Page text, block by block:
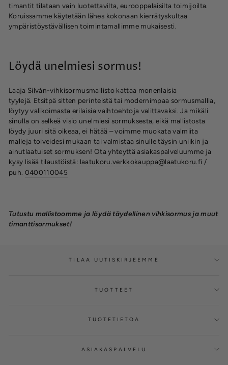
timantit tilataan vain luotettavilta, eurooppalaisilta toimijoilta.
Koruissamme käytetään lähes kokonaan kierrätyskultaa
ympäristöystävällisen toimintamallimme mukaisesti.
Löydä unelmiesi sormus!
Laaja Silván-vihkisormusmallisto kattaa monenlaisia
tyylejä. Etsitpä sitten perinteistä tai modernimpaa sormusmallia,
löytyy valikoimasta erilaisia vaihtoehtoja valittavaksi. Ja mikäli
sinulla on selkeä visio unelmiesi sormuksesta, eikä mallistosta
löydy juuri sitä oikeaa, ei hätää – voimme muokata valmiita
malleja toiveidesi mukaan tai valmistaa sinulle täysin uniikin ja
ainutlaatuiset sormuksen! Ota yhteyttä asiakaspalveluumme ja
kysy lisää tilaustöistä: laatukoru.verkkokauppa@laatukoru.fi /
puh. 0400110045
Tutustu mallistoomme ja löydä täydellinen vihkisormus ja muut
timanttisormukset!
TILAA UUTISKIRJEEMME
TUOTTEET
TUOTETIETOA
ASIAKASPALVELU